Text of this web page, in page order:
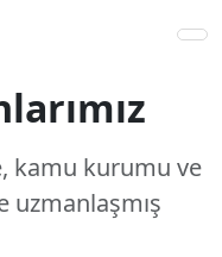
Next
kamu kurumu ve
uzmanlaşmış